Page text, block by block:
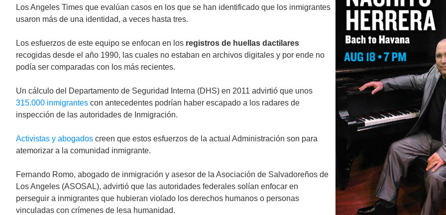
Los Angeles Times que evalúan casos en los que se han identificado que los inmigrantes
usaron más de una identidad, a veces hasta tres.
Los esfuerzos de este equipo se enfocan en los registros de huellas dactilares
recogidas desde el año 1990, las cuales no estaban en archivos digitales y por ende no
podía ser comparadas con los más recientes.
Un cálculo del Departamento de Seguridad Interna (DHS) en 2011 advirtió que unos
315.000 inmigrantes con antecedentes podrían haber escapado a los radares de
inspección de las autoridades de Inmigración.
Activistas y abogados creen que estos esfuerzos de la actual Administración son para
atemorizar a la comunidad inmigrante.
Fernando Romo, abogado de inmigración y asesor de la Asociación de Salvadoreños de
Los Angeles (ASOSAL), advirtió que las autoridades federales solían enfocar en
perseguir a inmigrantes que hubieran violado los derechos humanos o personas
vinculadas con crímenes de lesa humanidad.